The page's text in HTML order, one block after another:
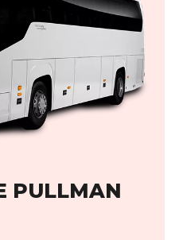
PULLMAN